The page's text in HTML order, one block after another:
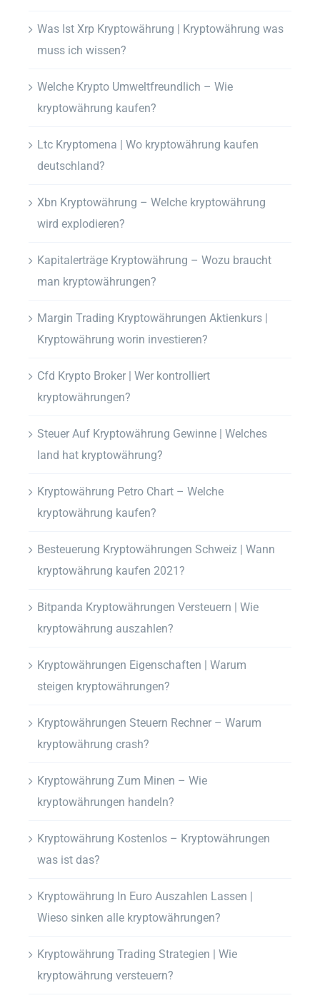
Was Ist Xrp Kryptowährung | Kryptowährung was
muss ich wissen?
Welche Krypto Umweltfreundlich – Wie
kryptowährung kaufen?
Ltc Kryptomena | Wo kryptowährung kaufen
deutschland?
Xbn Kryptowährung – Welche kryptowährung
wird explodieren?
Kapitalerträge Kryptowährung – Wozu braucht
man kryptowährungen?
Margin Trading Kryptowährungen Aktienkurs |
Kryptowährung worin investieren?
Cfd Krypto Broker | Wer kontrolliert
kryptowährungen?
Steuer Auf Kryptowährung Gewinne | Welches
land hat kryptowährung?
Kryptowährung Petro Chart – Welche
kryptowährung kaufen?
Besteuerung Kryptowährungen Schweiz | Wann
kryptowährung kaufen 2021?
Bitpanda Kryptowährungen Versteuern | Wie
kryptowährung auszahlen?
Kryptowährungen Eigenschaften | Warum
steigen kryptowährungen?
Kryptowährungen Steuern Rechner – Warum
kryptowährung crash?
Kryptowährung Zum Minen – Wie
kryptowährungen handeln?
Kryptowährung Kostenlos – Kryptowährungen
was ist das?
Kryptowährung In Euro Auszahlen Lassen |
Wieso sinken alle kryptowährungen?
Kryptowährung Trading Strategien | Wie
kryptowährung versteuern?